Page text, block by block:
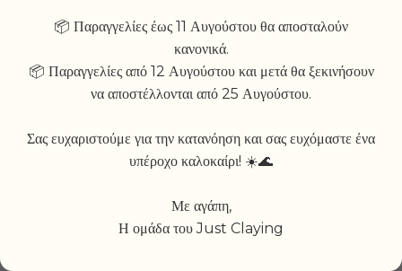
Επιπλέον
πληροφορίες:
Custom
ADD TO CART
ADD TO WISHLIST
📦 Παραγγελίες έως 11 Αυγούστου θα αποσταλούν
κανονικά.
📦 Παραγγελίες από 12 Αυγούστου και μετά θα ξεκινήσουν
να αποστέλλονται από 25 Αυγούστου.
Σας ευχαριστούμε για την κατανόηση και σας ευχόμαστε ένα
υπέροχο καλοκαίρι! ☀️🌊
Με αγάπη,
Η ομάδα του Just Claying